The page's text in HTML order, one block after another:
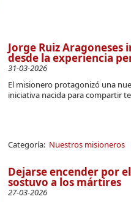
Jorge Ruiz Aragoneses
desde la experiencia
31-03-2026
El misionero protagonizó una
iniciativa nacida para compartir
Categoría: Nuestros misioneros
Dejarse encender por
sostuvo a los mártires
27-03-2026